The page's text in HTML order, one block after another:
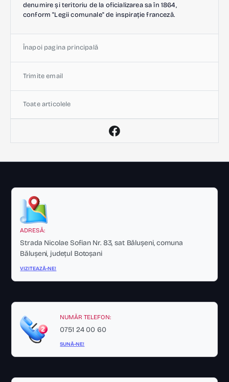
denumire și teritoriu de la oficializarea sa în 1864,
conform "Legii comunale" de inspirație franceză.
Înapoi pagina principală
Trimite email
Toate articolele
ADRESĂ:
Strada Nicolae Sofian Nr. 83, sat Bălușeni, comuna
Bălușeni, județul Botoșani
VIZITEAZĂ-NE!
NUMĂR TELEFON:
0751 24 00 60
SUNĂ-NE!